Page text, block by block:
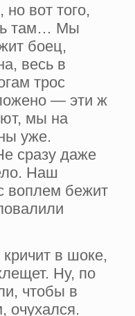
вот того,
там… Мы
боец,
весь в
трос
— эти ж
мы на
уже.
сразу даже
Наш
воплем бежит
в шоке,
Ну, по
чтобы в
очухался.